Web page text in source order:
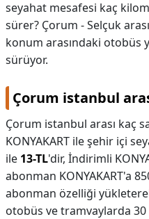
seyahat mesafesi kaç
sürer? Çorum - Selçuk
konum arasındaki otobüs
sürüyor.
Çorum istanbul
Çorum istanbul arası kaç
KONYAKART ile şehir içi
ile 13-TL'dir, İndirimli
abonman KONYAKART'a
abonman özelliği
otobüs ve tramvaylarda 30